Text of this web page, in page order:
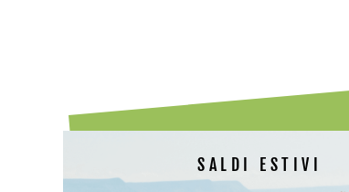
SALDI ESTIVI